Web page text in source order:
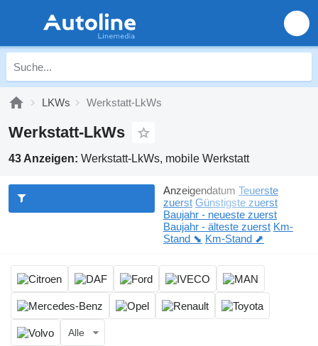
LKWs Werkstatt-LkWs
Werkstatt-LkWs
43 Anzeigen: Werkstatt-LkWs, mobile Werkstatt
Anzeigendatum Teuerste
zuerst Günstigste zuerst
Baujahr - neueste zuerst
Baujahr - älteste zuerst Km-
Stand ⬊ Km-Stand ⬈
Alle